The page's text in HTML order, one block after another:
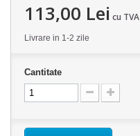
113,00 Lei cu TVA
Livrare in 1-2 zile
Cantitate